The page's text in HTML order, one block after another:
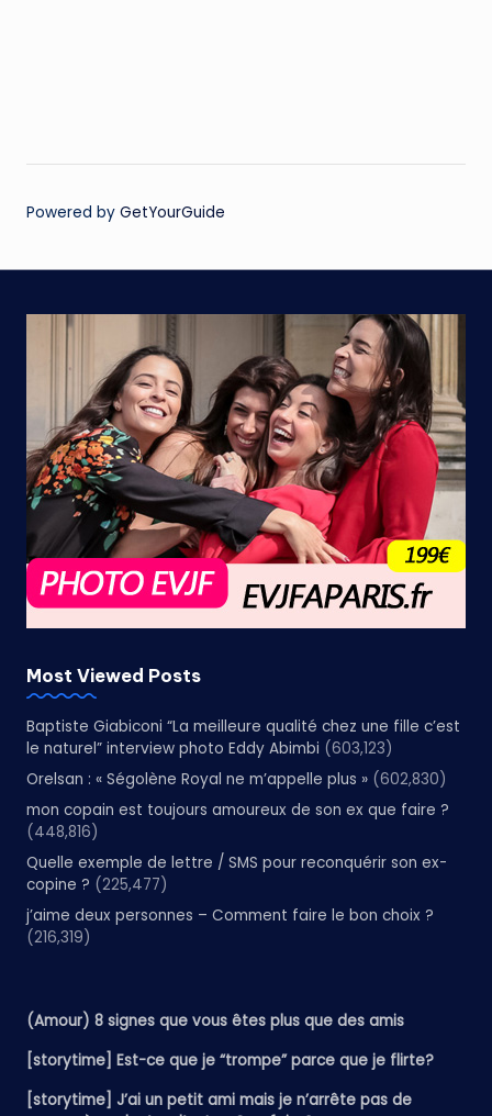
Powered by GetYourGuide
Most Viewed Posts
Baptiste Giabiconi “La meilleure qualité chez une fille c’est
le naturel” interview photo Eddy Abimbi (603,123)
Orelsan : « Ségolène Royal ne m’appelle plus » (602,830)
mon copain est toujours amoureux de son ex que faire ?
(448,816)
Quelle exemple de lettre / SMS pour reconquérir son ex-
copine ? (225,477)
j’aime deux personnes – Comment faire le bon choix ?
(216,319)
(Amour) 8 signes que vous êtes plus que des amis
[storytime] Est-ce que je “trompe” parce que je flirte?
[storytime] J’ai un petit ami mais je n’arrête pas de